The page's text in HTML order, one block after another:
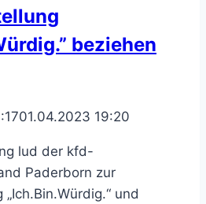
beziehen
01.04.2023 19:20
lud der kfd-
Paderborn zur
und